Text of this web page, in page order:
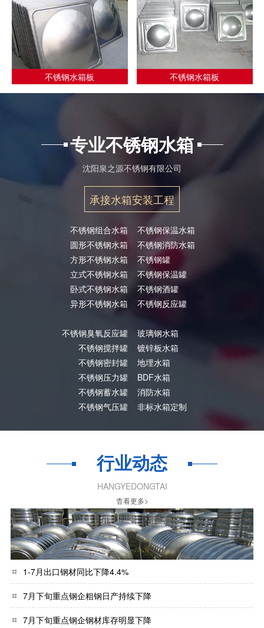
不锈钢水箱板 不锈钢水箱板
专业不锈钢水箱
沈阳泉之源不锈钢有限公司
承接水箱安装工程
不锈钢组合水箱
圆形不锈钢水箱
方形不锈钢水箱
立式不锈钢水箱
卧式不锈钢水箱
异形不锈钢水箱
不锈钢臭氧反应罐
不锈钢搅拌罐
不锈钢密封罐
不锈钢压力罐
不锈钢蓄水罐
不锈钢气压罐
不锈钢保温水箱
不锈钢消防水箱
不锈钢罐
不锈钢保温罐
不锈钢酒罐
不锈钢反应罐
玻璃钢水箱
镀锌板水箱
地埋水箱
BDF水箱
消防水箱
非标水箱定制
行业动态
HANGYEDONGTAI
杳看更多>
1-7月出口钢材同比下降4.4%
7月下旬重点钢企粗钢日产持续下降
7月下旬重点钢企钢材库存明显下降